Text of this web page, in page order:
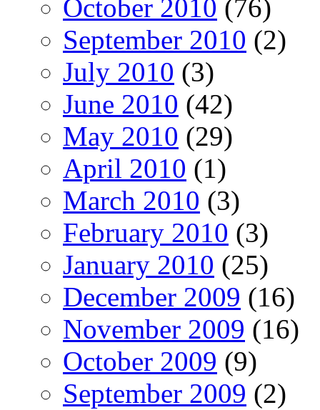
October 2010 (76)
September 2010 (2)
July 2010 (3)
June 2010 (42)
May 2010 (29)
April 2010 (1)
March 2010 (3)
February 2010 (3)
January 2010 (25)
December 2009 (16)
November 2009 (16)
October 2009 (9)
September 2009 (2)